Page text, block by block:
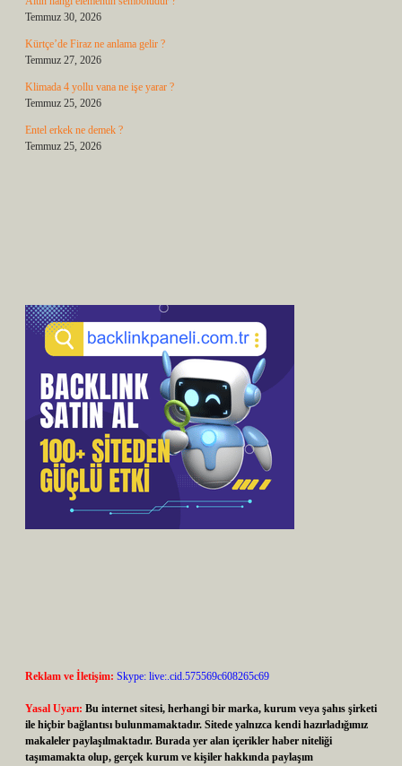
Temmuz 30, 2026
Kürtçe’de Firaz ne anlama gelir ?
Temmuz 27, 2026
Klimada 4 yollu vana ne işe yarar ?
Temmuz 25, 2026
Entel erkek ne demek ?
Temmuz 25, 2026
Reklam ve İletişim: Skype: live:.cid.575569c608265c69
Yasal Uyarı: Bu internet sitesi, herhangi bir marka, kurum veya şahıs şirketi
ile hiçbir bağlantısı bulunmamaktadır. Sitede yalnızca kendi hazırladığımız
makaleler paylaşılmaktadır. Burada yer alan içerikler haber niteliği
taşımamakta olup, gerçek kurum ve kişiler hakkında paylaşım